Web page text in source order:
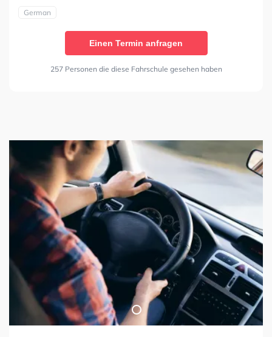
German
Einen Termin anfragen
257 Personen die diese Fahrschule gesehen haben